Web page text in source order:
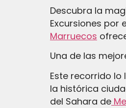
Descubra la
Excursiones por
Marruecos
Una de las
Este recorrido
la histórica
del Sahara de